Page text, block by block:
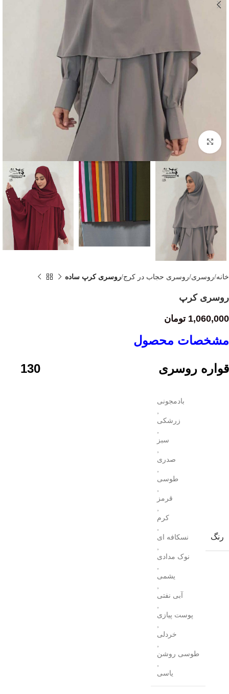
Click to enlarge
خانه روسری روسری حجاب در کرج روسری کرپ ساده
روسری کرپ
1,060,000 تومان
مشخصات محصول
قواره روسری 130
رنگ
بادمجونی
زرشکی
سبز
صدری
طوسی
قرمز
کرم
نسکافه ای
نوک مدادی
یشمی
آبی نفتی
پوست پیازی
خردلی
طوسی روشن
یاسی